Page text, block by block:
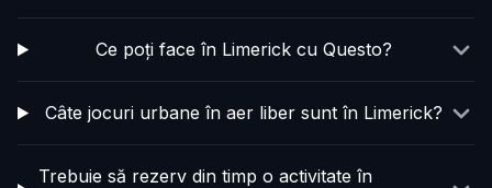
Ce poți face în Limerick cu Questo?
Câte jocuri urbane în aer liber sunt în Limerick?
Trebuie să rezerv din timp o activitate în